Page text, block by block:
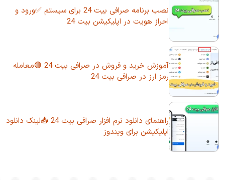
نصب برنامه صرافی بیت 24 برای سیستم ✅ورود و
احراز هویت در اپلیکیشن بیت 24
آموزش خرید و فروش در صرافی بیت 24 🔴معامله
رمز ارز در صرافی بیت 24
راهنمای دانلود نرم افزار صرافی بیت 24 📥لینک دانلود
اپلیکیشن برای ویندوز